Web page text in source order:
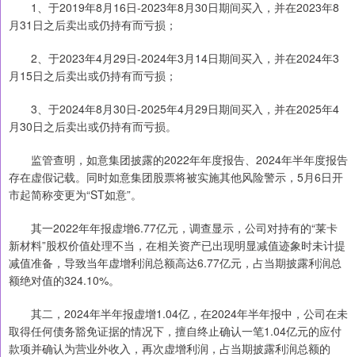
1、于2019年8月16日-2023年8月30日期间买入，并在2023年8
月31日之后卖出或仍持有而亏损；
2、于2023年4月29日-2024年3月14日期间买入，并在2024年3
月15日之后卖出或仍持有而亏损；
3、于2024年8月30日-2025年4月29日期间买入，并在2025年4
月30日之后卖出或仍持有而亏损。
监管查明，如意集团披露的2022年年度报告、2024年半年度报告
存在虚假记载。同时如意集团股票将被实施其他风险警示，5月6日开
市起简称变更为“ST如意”。
其一2022年年报虚增6.77亿元，调查显示，公司对持有的“莱卡
新材料”股权价值处理不当，在相关资产已出现明显减值迹象时未计提
减值准备，导致当年虚增利润总额高达6.77亿元，占当期披露利润总
额绝对值的324.10%。
其二，2024年半年报虚增1.04亿，在2024年半年报中，公司在未
取得任何债务豁免证据的情况下，擅自终止确认一笔1.04亿元的应付
款项并确认为营业外收入，再次虚增利润，占当期披露利润总额的